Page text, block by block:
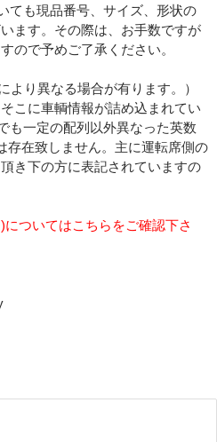
ても現品番号、サイズ、形状の
ます。その際は、お手数ですが
ので予めご了承ください。
より異なる場合が有ります。）
こに車輌情報が詰め込まれてい
も一定の配列以外異なった英数
存在致しません。主に運転席側の
き下の方に表記されていますの
ついてはこちらをご確認下さ